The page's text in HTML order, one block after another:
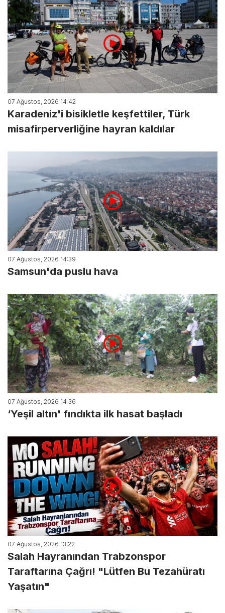
07 Ağustos, 2026 14:42
Karadeniz'i bisikletle keşfettiler, Türk
misafirperverliğine hayran kaldılar
07 Ağustos, 2026 14:39
Samsun'da puslu hava
07 Ağustos, 2026 14:36
‘Yeşil altın' fındıkta ilk hasat başladı
07 Ağustos, 2026 13:22
Salah Hayranından Trabzonspor
Taraftarına Çağrı! "Lütfen Bu Tezahüratı
Yaşatın"